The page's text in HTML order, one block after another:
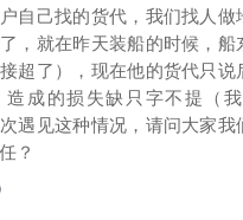
自己找的货代，我们找人
，就在昨天装船的时候，
超了），现在他的货代只
造成的损失缺只字不提（
遇见这种情况，请问大家我
？